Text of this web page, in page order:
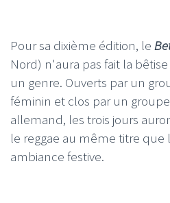
Pour sa dixième édition, le
Nord) n'aura pas fait la
un genre. Ouverts par un
féminin et clos par un
allemand, les trois jours
le reggae au même titre que
ambiance festive.